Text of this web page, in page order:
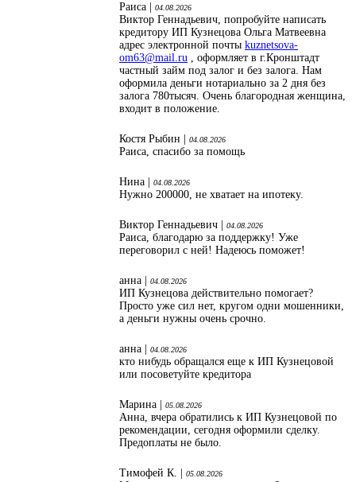
Раиса | 04.08.2026
Виктор Геннадьевич, попробуйте написать
кредитору ИП Кузнецова Ольга Матвеевна
адрес электронной почты kuznetsova-
om63@mail.ru , оформляет в г.Кронштадт
частный займ под залог и без залога. Нам
оформила деньги нотариально за 2 дня без
залога 780тысяч. Очень благородная женщина,
входит в положение.
Костя Рыбин | 04.08.2026
Раиса, спасибо за помощь
Нина | 04.08.2026
Нужно 200000, не хватает на ипотеку.
Виктор Геннадьевич | 04.08.2026
Раиса, благодарю за поддержку! Уже
переговорил с ней! Надеюсь поможет!
анна | 04.08.2026
ИП Кузнецова действительно помогает?
Просто уже сил нет, кругом одни мошенники,
а деньги нужны очень срочно.
анна | 04.08.2026
кто нибудь обращался еще к ИП Кузнецовой
или посоветуйте кредитора
Марина | 05.08.2026
Анна, вчера обратились к ИП Кузнецовой по
рекомендации, сегодня оформили сделку.
Предоплаты не было.
Тимофей К. | 05.08.2026